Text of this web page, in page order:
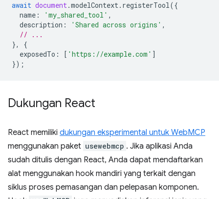
await document.modelContext. registerTool({
name : 'my_shared_tool' ,
description : 'Shared across origins' ,
// ...
},
{
exposedTo : [ 'https://example.com' ]
});
Dukungan React
React memiliki dukungan eksperimental untuk WebMCP
menggunakan paket usewebmcp . Jika aplikasi Anda
sudah ditulis dengan React, Anda dapat mendaftarkan
alat menggunakan hook mandiri yang terkait dengan
siklus proses pemasangan dan pelepasan komponen.